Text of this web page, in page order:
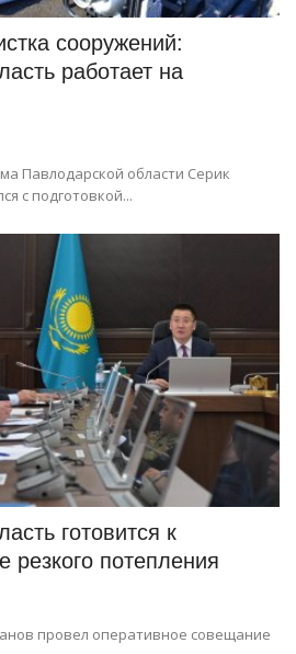
сооружений:
работает на
Павлодарской области Серик
с подготовкой...
готовится к
потепления
провел оперативное совещание